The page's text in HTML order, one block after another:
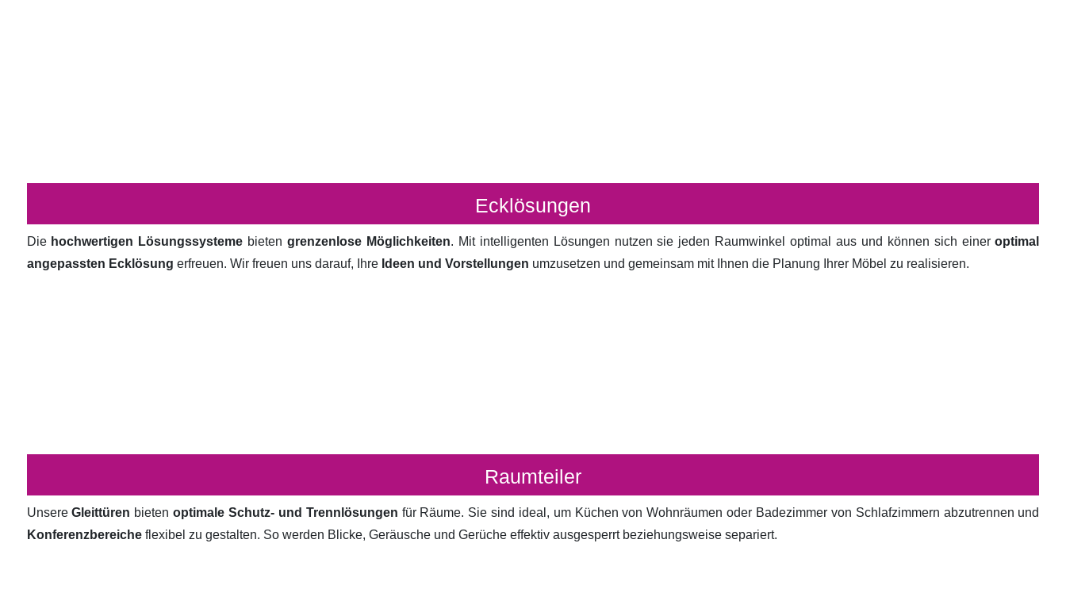
Ecklösungen
Die hochwertigen Lösungssysteme bietengrenzenlose Möglichkeiten. Mit intelligenten Lösungen nutzen sie jeden Raumwinkel optimal aus und können sich eineroptimal
angepassten Ecklösung erfreuen. Wir freuen uns darauf, Ihre Ideen und Vorstellungen umzusetzen und gemeinsam mit Ihnen die Planung Ihrer Möbel zu realisieren.
Raumteiler
UnsereGleittüren bietenoptimale Schutz- und Trennlösungen für Räume. Sie sind ideal, um Küchen von Wohnräumen oder Badezimmer von Schlafzimmern abzutrennen und
Konferenzbereiche flexibel zu gestalten. So werden Blicke, Geräusche und Gerüche effektiv ausgesperrt beziehungsweise separiert.